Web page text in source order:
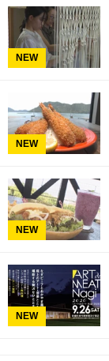
NEW
NEW
NEW
NEW